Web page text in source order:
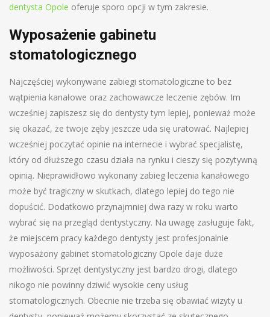
dentysta Opole oferuje sporo opcji w tym zakresie.
Wyposażenie gabinetu
stomatologicznego
Najczęściej wykonywane zabiegi stomatologiczne to bez
wątpienia kanałowe oraz zachowawcze leczenie zębów. Im
wcześniej zapiszesz się do dentysty tym lepiej, ponieważ może
się okazać, że twoje zęby jeszcze uda się uratować. Najlepiej
wcześniej poczytać opinie na internecie i wybrać specjalistę,
który od dłuższego czasu działa na rynku i cieszy się pozytywną
opinią. Nieprawidłowo wykonany zabieg leczenia kanałowego
może być tragiczny w skutkach, dlatego lepiej do tego nie
dopuścić. Dodatkowo przynajmniej dwa razy w roku warto
wybrać się na przegląd dentystyczny. Na uwagę zasługuje fakt,
że miejscem pracy każdego dentysty jest profesjonalnie
wyposażony gabinet stomatologiczny Opole daje duże
możliwości. Sprzęt dentystyczny jest bardzo drogi, dlatego
nikogo nie powinny dziwić wysokie ceny usług
stomatologicznych. Obecnie nie trzeba się obawiać wizyty u